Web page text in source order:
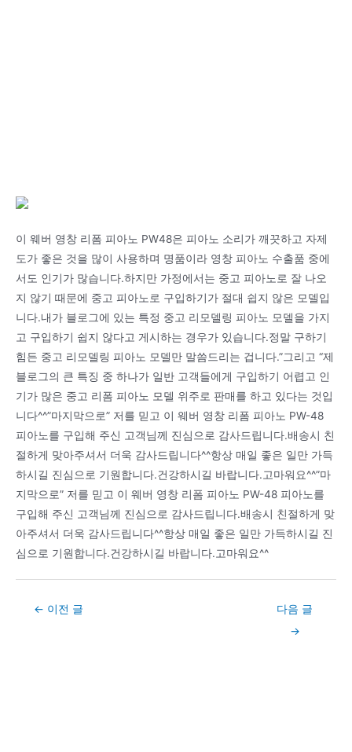
이 웨버 영창 리폼 피아노 PW48은 피아노 소리가 깨끗하고 자제
도가 좋은 것을 많이 사용하며 명품이라 영창 피아노 수출품 중에
서도 인기가 많습니다.하지만 가정에서는 중고 피아노로 잘 나오
지 않기 때문에 중고 피아노로 구입하기가 절대 쉽지 않은 모델입
니다.내가 블로그에 있는 특정 중고 리모델링 피아노 모델을 가지
고 구입하기 쉽지 않다고 게시하는 경우가 있습니다.정말 구하기
힘든 중고 리모델링 피아노 모델만 말씀드리는 겁니다.”그리고 “제
블로그의 큰 특징 중 하나가 일반 고객들에게 구입하기 어렵고 인
기가 많은 중고 리폼 피아노 모델 위주로 판매를 하고 있다는 것입
니다^^”마지막으로” 저를 믿고 이 웨버 영창 리폼 피아노 PW-48
피아노를 구입해 주신 고객님께 진심으로 감사드립니다.배송시 친
절하게 맞아주셔서 더욱 감사드립니다^^항상 매일 좋은 일만 가득
하시길 진심으로 기원합니다.건강하시길 바랍니다.고마워요^^”마
지막으로” 저를 믿고 이 웨버 영창 리폼 피아노 PW-48 피아노를
구입해 주신 고객님께 진심으로 감사드립니다.배송시 친절하게 맞
아주셔서 더욱 감사드립니다^^항상 매일 좋은 일만 가득하시길 진
심으로 기원합니다.건강하시길 바랍니다.고마워요^^
Post← 이전 글
다음 글
→